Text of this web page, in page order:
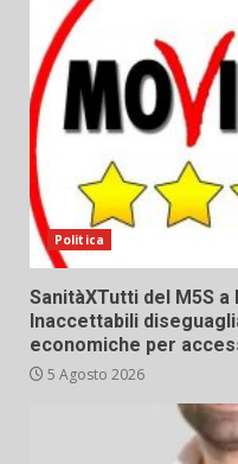
Politica
SanitàXTutti del M5S
Inaccettabili
economiche per
5 Agosto 2026